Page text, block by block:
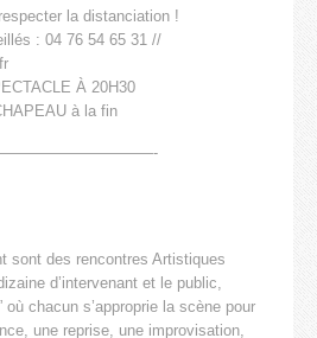
la distanciation !
: 04 76 54 65 31 //
À 20H30
à la fin
sont des rencontres Artistiques
d’intervenant et le public,
où chacun s’approprie la scène pour
une reprise, une improvisation,